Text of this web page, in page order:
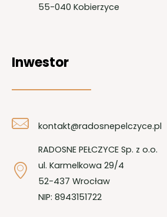
55-040 Kobierzyce
Inwestor
kontakt@radosnepelczyce.pl
RADOSNE PEŁCZYCE Sp. z o.o.
ul. Karmelkowa 29/4
52-437 Wrocław
NIP: 8943151722